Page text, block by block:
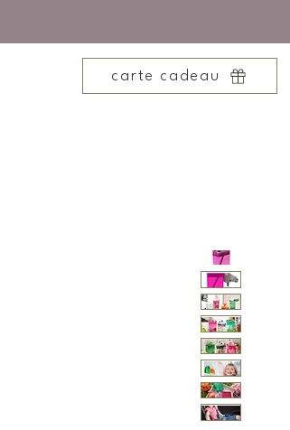
carte cadeau